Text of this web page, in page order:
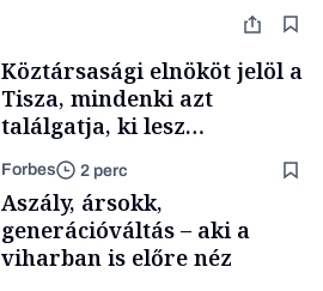
Köztársasági elnököt jelöl a
Tisza, mindenki azt
találgatja, ki lesz
szombaton a befutó –
soroljuk az eddig felmerült
neveket
Forbes 2 perc
Aszály, ársokk,
generációváltás – aki a
viharban is előre néz